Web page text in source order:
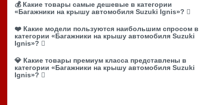
💰 Какие товары самые дешевые в категории
«Багажники на крышу автомобиля Suzuki Ignis»?
❤️ Какие модели пользуются наибольшим спросом в
категории «Багажники на крышу автомобиля Suzuki
Ignis»?
💎 Какие товары премиум класса представлены в
категории «Багажники на крышу автомобиля Suzuki
Ignis»?